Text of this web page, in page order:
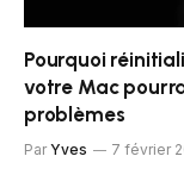
Pourquoi
votre Mac
problèmes
Par Yves 7 février